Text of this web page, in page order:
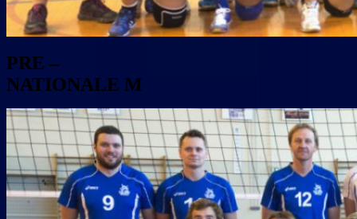
PRE –
NATIONALE M